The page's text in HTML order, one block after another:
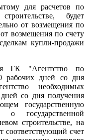
для расчетов по
будет
от возмещения по
возмещения по счету
купли-продажи
ГК "Агентство по
рабочих дней со дня
необходимых
со дня получения
государственную
государственной
строительстве, на
соответствующий счет